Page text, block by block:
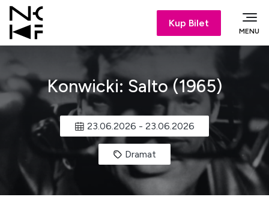
Kup Bilet
MENU
Konwicki: Salto (1965)
23.06.2026 - 23.06.2026
Dramat